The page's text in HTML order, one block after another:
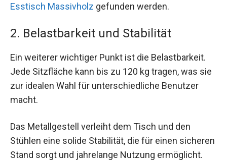
Esstisch Massivholz gefunden werden.
2. Belastbarkeit und Stabilität
Ein weiterer wichtiger Punkt ist die Belastbarkeit.
Jede Sitzfläche kann bis zu 120 kg tragen, was sie
zur idealen Wahl für unterschiedliche Benutzer
macht.
Das Metallgestell verleiht dem Tisch und den
Stühlen eine solide Stabilität, die für einen sicheren
Stand sorgt und jahrelange Nutzung ermöglicht.